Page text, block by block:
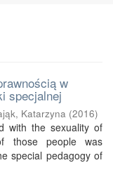
w
specjalnej
Katarzyna (2016)
with the sexuality of
those people was
special pedagogy of